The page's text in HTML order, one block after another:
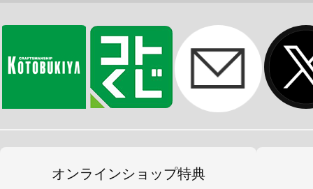
オンラインショップ特典